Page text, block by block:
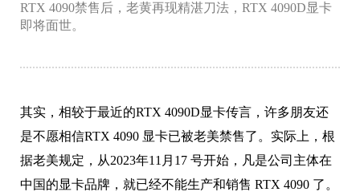
RTX 4090禁售后，老黄再现精湛刀法，RTX 4090D显卡
即将面世。
其实，相较于最近的RTX 4090D显卡传言，许多朋友还
是不愿相信RTX 4090 显卡已被老美禁售了。实际上，根
据老美规定，从2023年11月17 号开始，凡是公司主体在
中国的显卡品牌，就已经不能生产和销售 RTX 4090 了。